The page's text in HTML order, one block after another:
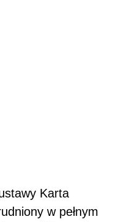
Karta
w pełnym